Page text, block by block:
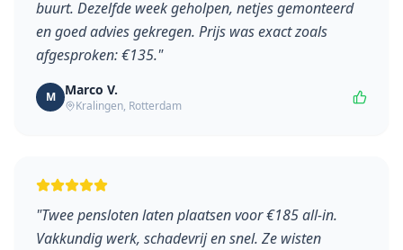
buurt. Dezelfde week geholpen, netjes gemonteerd
en goed advies gekregen. Prijs was exact zoals
afgesproken: €135."
M Marco V.
Kralingen, Rotterdam
"Twee pensloten laten plaatsen voor €185 all-in.
Vakkundig werk, schadevrij en snel. Ze wisten